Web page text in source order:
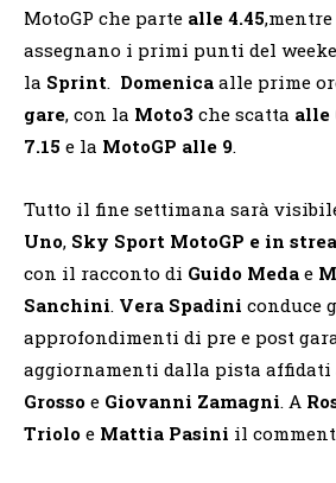
MotoGP che parte alle 4.45,mentre
assegnano i primi punti del
la Sprint. Domenica alle prime
gare, con la Moto3 che scatta alle
7.15 e la MotoGP alle 9.
Tutto il fine settimana sarà
Uno, Sky Sport MotoGP e in
con il racconto di Guido Meda e
Sanchini. Vera Spadini conduce
approfondimenti di pre e post
aggiornamenti dalla pista affidati
Grosso e Giovanni Zamagni. A
Triolo e Mattia Pasini il